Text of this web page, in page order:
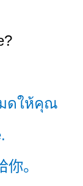
ดให้คุณ
。